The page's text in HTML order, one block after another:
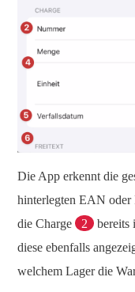
Die App erkennt die
hinterlegten EAN oder
die Charge
2
bereits
diese ebenfalls
welchem Lager die